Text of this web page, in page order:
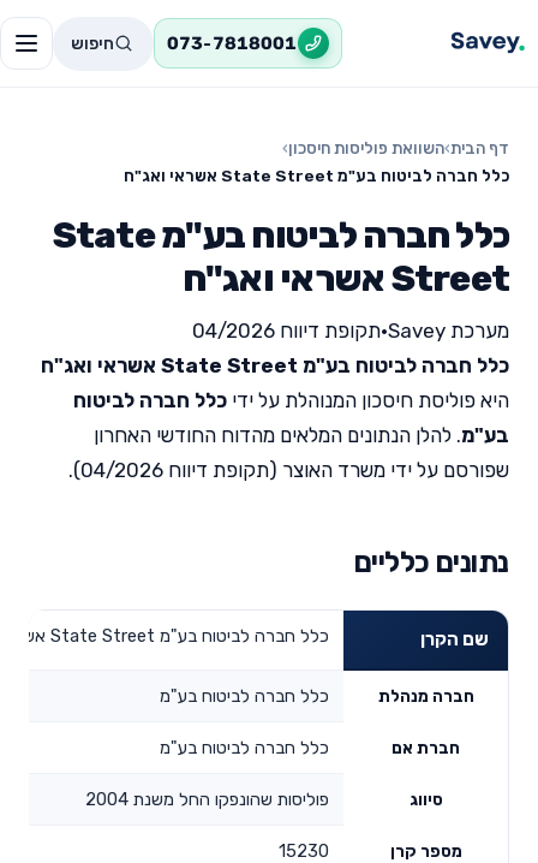
073-7818001 חיפוש
דף הבית›השוואת פוליסות חיסכון›
כלל חברה לביטוח בע"מ State Street אשראי ואג"ח
כלל חברה לביטוח בע"מ State
Street אשראי ואג"ח
מערכת Savey •תקופת דיווח 04/2026
כלל חברה לביטוח בע"מ State Street אשראי ואג"ח
היא פוליסת חיסכון המנוהלת על ידי כלל חברה לביטוח
בע"מ. להלן הנתונים המלאים מהדוח החודשי האחרון
שפורסם על ידי משרד האוצר (תקופת דיווח 04/2026).
נתונים כלליים
שם הקרן כלל חברה לביטוח בע"מ State Street אשראי ואג"ח
חברה מנהלת כלל חברה לביטוח בע"מ
חברת אם כלל חברה לביטוח בע"מ
סיווג פוליסות שהונפקו החל משנת 2004
מספר קרן 15230